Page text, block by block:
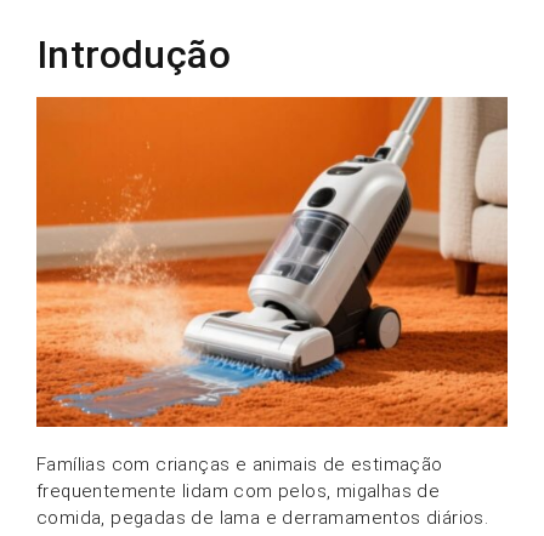
Introdução
Famílias com crianças e animais de estimação
frequentemente lidam com pelos, migalhas de
comida, pegadas de lama e derramamentos diários.